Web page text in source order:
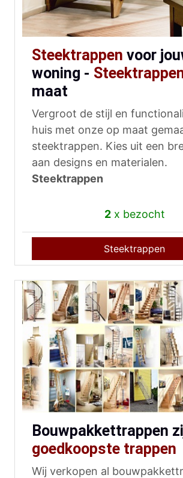
Steektrappen voor
woning -
maat
Vergroot de stijl en
huis met onze op maat
steektrappen. Kies uit een
aan designs en materialen.
Steektrappen
2x bezocht
Steektrappen
Bouwpakkettrappen
goedkoopste trappen
Wij verkopen al